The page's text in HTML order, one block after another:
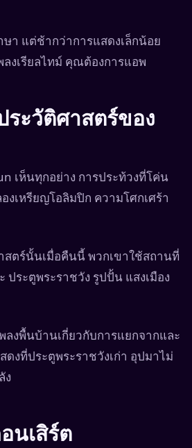
า แต่ช้ากว่าการแสดงเล็กน้อย
งเรียลไทม์ คุณต้องการแอพ
ะวัติศาสตร์ของ
เห็นทุกอย่าง การประท้วงที่โค่น
งเหรียญโอลิมปิก ความโศกเศร้า
สตร์นั้นเมื่อคืนนี้ พวกเขาใช้สถานที่
ประตูพระราชวัง รูปปั้น แสงเมือง
ลงพื้นบ้านเกี่ยวกับการแยกจากและ
ดงที่ประตูพระราชวังเก่า อุปมาไม่
ง
นเสิร์ต